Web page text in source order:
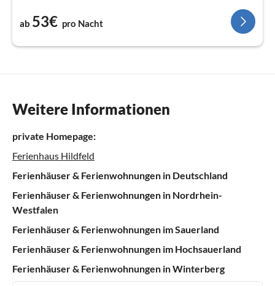
ab 53€ pro Nacht
Weitere Informationen
private Homepage:
Ferienhaus Hildfeld
Ferienhäuser & Ferienwohnungen in Deutschland
Ferienhäuser & Ferienwohnungen in Nordrhein-
Westfalen
Ferienhäuser & Ferienwohnungen im Sauerland
Ferienhäuser & Ferienwohnungen im Hochsauerland
Ferienhäuser & Ferienwohnungen in Winterberg